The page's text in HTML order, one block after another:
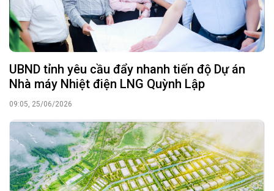
UBND tỉnh yêu cầu đẩy nhanh tiến độ Dự án
Nhà máy Nhiệt điện LNG Quỳnh Lập
09:05, 25/06/2026